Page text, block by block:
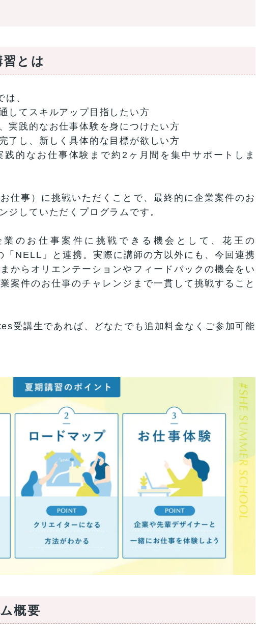
とは
は、
してスキルアップ目指したい方
実践的なお仕事体験を身につけたい方
了し、新しく具体的な目標が欲しい方
的なお仕事体験まで約2ヶ月間を集中サポートしま
仕事）に挑戦いただくことで、最終的に企業案件のお
ジしていただくプログラムです。
のお仕事案件に挑戦できる機会として、花王の
「NELL」と連携。実際に講師の方以外にも、今回連携
からオリエンテーションやフィードバックの機会をい
案件のお仕事のチャレンジまで一貫して挑戦すること
受講生であれば、どなたでも追加料金なくご参加可能
概要